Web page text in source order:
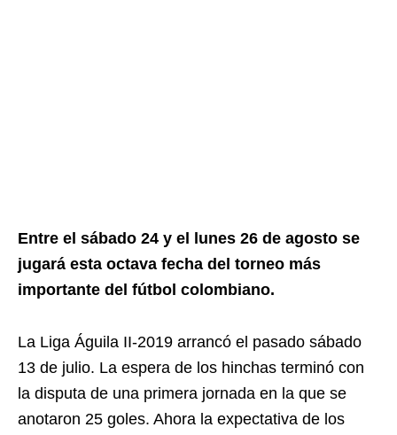
Entre el sábado 24 y el lunes 26 de agosto se
jugará esta octava fecha del torneo más
importante del fútbol colombiano.
La Liga Águila II-2019 arrancó el pasado sábado
13 de julio. La espera de los hinchas terminó con
la disputa de una primera jornada en la que se
anotaron 25 goles. Ahora la expectativa de los